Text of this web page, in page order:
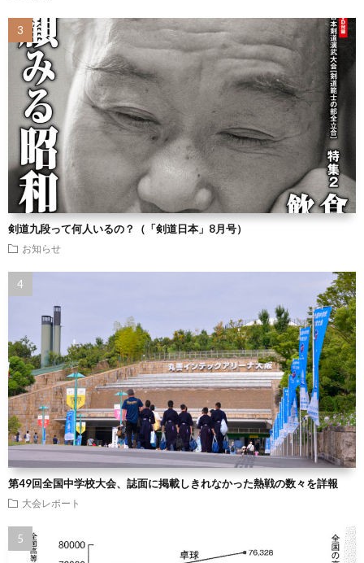
剣道九段って何人いるの？（「剣道日本」8月号）
お知らせ
第49回全国中学校大会、誌面に掲載しきれなかった熱戦の数々を詳報
大会レポート